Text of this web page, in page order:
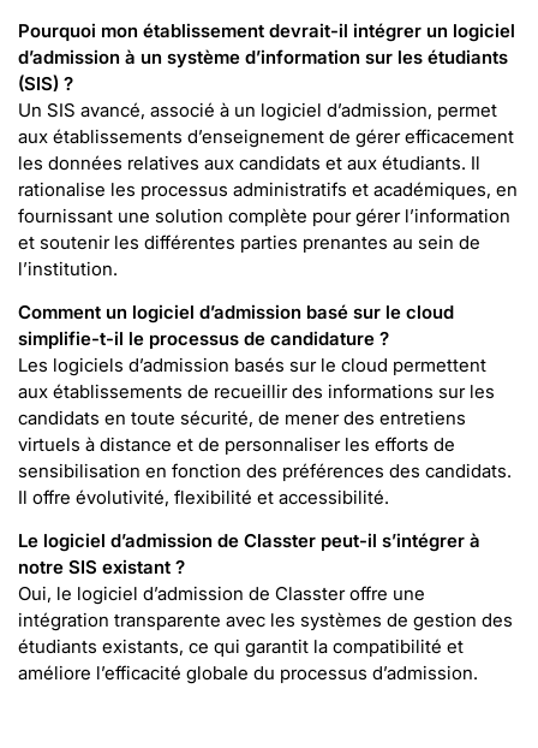
Pourquoi mon établissement devrait-il intégrer un logiciel
d’admission à un système d’information sur les étudiants
(SIS) ?
Un SIS avancé, associé à un logiciel d’admission, permet
aux établissements d’enseignement de gérer efficacement
les données relatives aux candidats et aux étudiants. Il
rationalise les processus administratifs et académiques, en
fournissant une solution complète pour gérer l’information
et soutenir les différentes parties prenantes au sein de
l’institution.
Comment un logiciel d’admission basé sur le cloud
simplifie-t-il le processus de candidature ?
Les logiciels d’admission basés sur le cloud permettent
aux établissements de recueillir des informations sur les
candidats en toute sécurité, de mener des entretiens
virtuels à distance et de personnaliser les efforts de
sensibilisation en fonction des préférences des candidats.
Il offre évolutivité, flexibilité et accessibilité.
Le logiciel d’admission de Classter peut-il s’intégrer à
notre SIS existant ?
Oui, le logiciel d’admission de Classter offre une
intégration transparente avec les systèmes de gestion des
étudiants existants, ce qui garantit la compatibilité et
améliore l’efficacité globale du processus d’admission.